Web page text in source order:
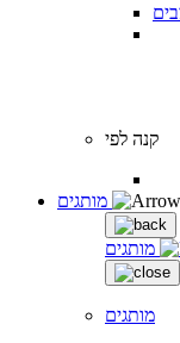
קנה לפי
מותגים
מותגים